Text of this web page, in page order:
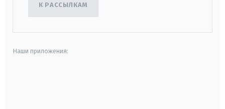
К РАССЫЛКАМ
Наши приложения: